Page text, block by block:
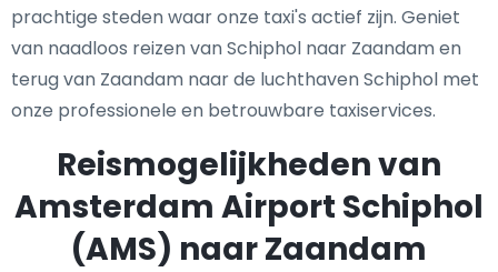
prachtige steden waar onze taxi's actief zijn. Geniet
van naadloos reizen van Schiphol naar Zaandam en
terug van Zaandam naar de luchthaven Schiphol met
onze professionele en betrouwbare taxiservices.
Reismogelijkheden van
Amsterdam Airport Schiphol
(AMS) naar Zaandam